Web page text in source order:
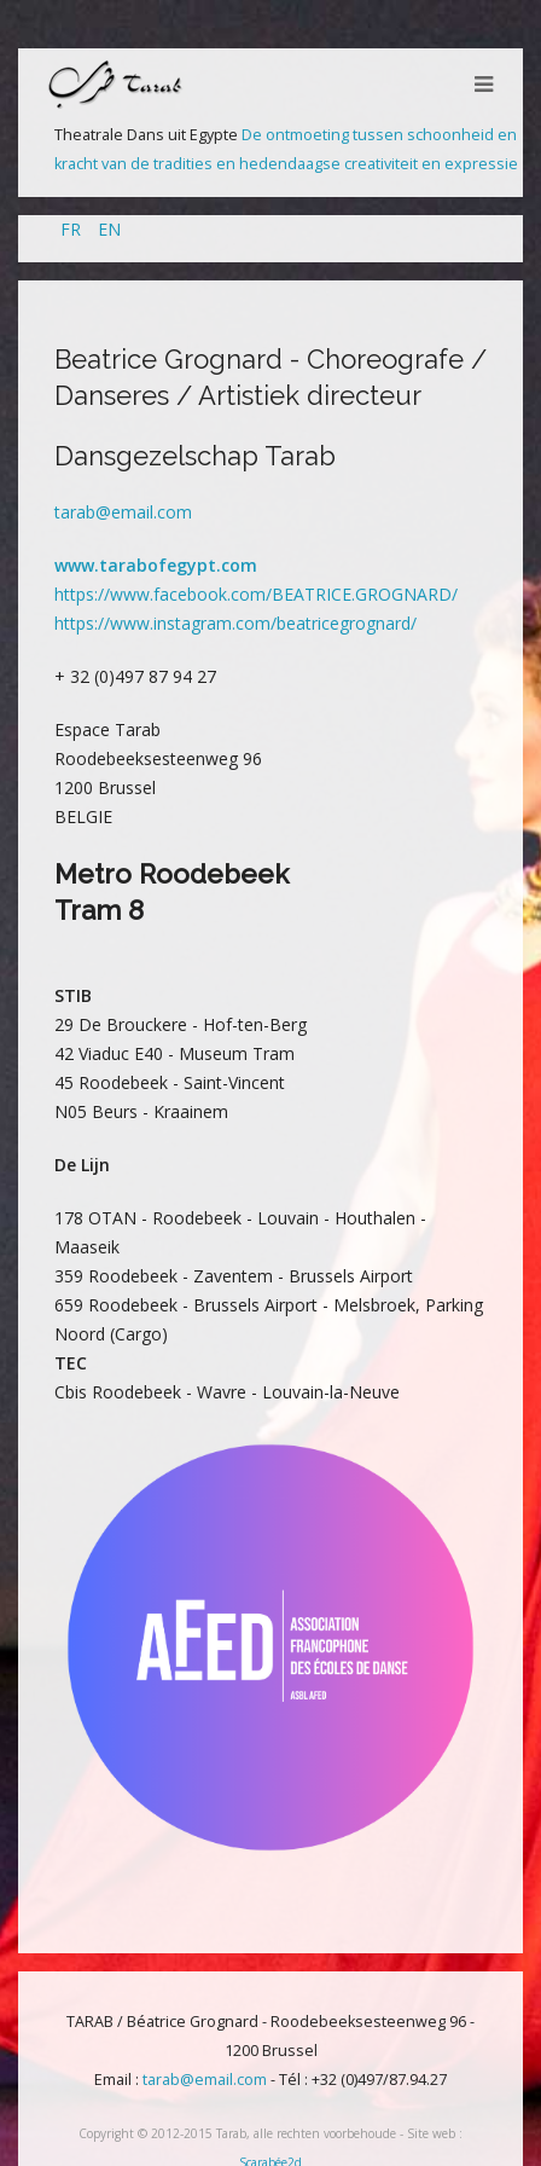
Theatrale Dans uit Egypte De ontmoeting tussen schoonheid en
kracht van de tradities en hedendaagse creativiteit en expressie
FR EN
Beatrice Grognard - Choreografe /
Danseres / Artistiek directeur
Dansgezelschap Tarab
tarab@email.com
www.tarabofegypt.com
https://www.facebook.com/BEATRICE.GROGNARD/
https://www.instagram.com/beatricegrognard/
+ 32 (0)497 87 94 27
Espace Tarab
Roodebeeksesteenweg 96
1200 Brussel
BELGIE
Metro Roodebeek
Tram 8
STIB
29 De Brouckere - Hof-ten-Berg
42 Viaduc E40 - Museum Tram
45 Roodebeek - Saint-Vincent
N05 Beurs - Kraainem
De Lijn
178 OTAN - Roodebeek - Louvain - Houthalen -
Maaseik
359 Roodebeek - Zaventem - Brussels Airport
659 Roodebeek - Brussels Airport - Melsbroek, Parking
Noord (Cargo)
TEC
Cbis Roodebeek - Wavre - Louvain-la-Neuve
TARAB / Béatrice Grognard - Roodebeeksesteenweg 96 -
1200 Brussel
Email : tarab@email.com - Tél : +32 (0)497/87.94.27
Copyright © 2012-2015 Tarab, alle rechten voorbehoude - Site web :
Scarabée2d